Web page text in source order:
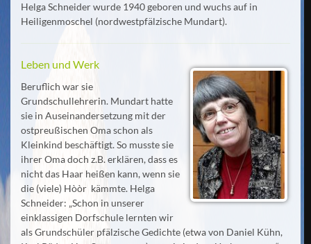
Helga Schneider wurde 1940 geboren und wuchs auf in
Heiligenmoschel (nordwestpfälzische Mundart).
Leben und Werk
Beruflich war sie
Grundschullehrerin. Mundart hatte
sie in Auseinandersetzung mit der
ostpreußischen Oma schon als
Kleinkind beschäftigt. So musste sie
ihrer Oma doch z.B. erklären, dass es
nicht das Haar heißen kann, wenn sie
die (viele) Hòòr kämmte. Helga
Schneider: „Schon in unserer
einklassigen Dorfschule lernten wir
als Grundschüler pfälzische Gedichte (etwa von Daniel Kühn,